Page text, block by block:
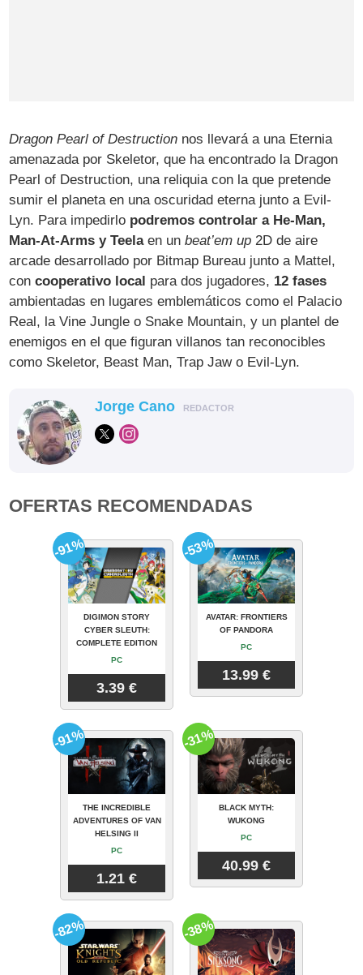
Dragon Pearl of Destruction nos llevará a una Eternia
amenazada por Skeletor, que ha encontrado la Dragon
Pearl of Destruction, una reliquia con la que pretende
sumir el planeta en una oscuridad eterna junto a Evil-
Lyn. Para impedirlo podremos controlar a He-Man,
Man-At-Arms y Teelaen unbeat’em up 2D de aire
arcade desarrollado por Bitmap Bureau junto a Mattel,
concooperativo local para dos jugadores, 12 fases
ambientadas en lugares emblemáticos como el Palacio
Real, la Vine Jungle o Snake Mountain, y un plantel de
enemigos en el que figuran villanos tan reconocibles
como Skeletor, Beast Man, Trap Jaw o Evil-Lyn.
Jorge Cano REDACTOR
OFERTAS RECOMENDADAS
DIGIMON STORY
CYBER SLEUTH:
COMPLETE EDITION
PC
3.39 €
-91%
AVATAR: FRONTIERS
OF PANDORA
PC
13.99 €
-53%
THE INCREDIBLE
ADVENTURES OF VAN
HELSING II
PC
1.21 €
-91%
BLACK MYTH:
WUKONG
PC
40.99 €
-31%
-82% -38%